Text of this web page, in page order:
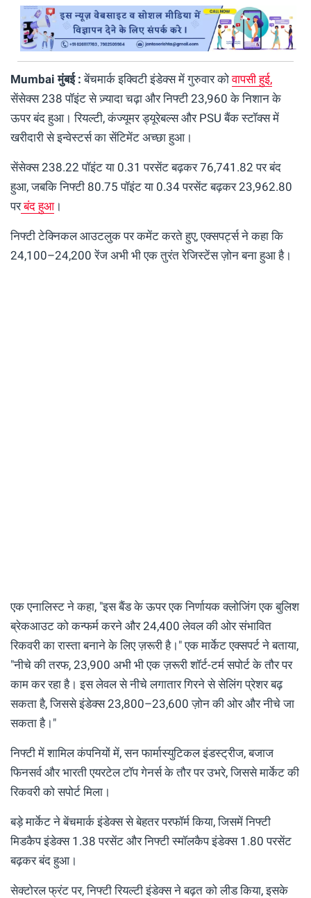
Mumbai मुंबई : बेंचमार्क इक्विटी इंडेक्स में गुरुवार कोवापसी हुई,
सेंसेक्स 238 पॉइंट से ज़्यादा चढ़ा और निफ्टी 23,960 के निशान के
ऊपर बंद हुआ। रियल्टी, कंज्यूमर ड्यूरेबल्स और PSU बैंक स्टॉक्स में
खरीदारी से इन्वेस्टर्स का सेंटिमेंट अच्छा हुआ।
सेंसेक्स 238.22 पॉइंट या 0.31 परसेंट बढ़कर 76,741.82 पर बंद
हुआ, जबकि निफ्टी 80.75 पॉइंट या 0.34 परसेंट बढ़कर 23,962.80
परबंद हुआ।
निफ्टी टेक्निकल आउटलुक पर कमेंट करते हुए, एक्सपर्ट्स ने कहा कि
24,100–24,200 रेंज अभी भी एक तुरंत रेजिस्टेंस ज़ोन बना हुआ है।
एक एनालिस्ट ने कहा, "इस बैंड के ऊपर एक निर्णायक क्लोजिंग एक बुलिश
ब्रेकआउट को कन्फर्म करने और 24,400 लेवल की ओर संभावित
रिकवरी का रास्ता बनाने के लिए ज़रूरी है।" एक मार्केट एक्सपर्ट ने बताया,
"नीचे की तरफ, 23,900 अभी भी एक ज़रूरी शॉर्ट-टर्म सपोर्ट के तौर पर
काम कर रहा है। इस लेवल से नीचे लगातार गिरने से सेलिंग प्रेशर बढ़
सकता है, जिससे इंडेक्स 23,800–23,600 ज़ोन की ओर और नीचे जा
सकता है।"
निफ्टी में शामिल कंपनियों में, सन फार्मास्युटिकल इंडस्ट्रीज, बजाज
फिनसर्व और भारती एयरटेल टॉप गेनर्स के तौर पर उभरे, जिससे मार्केट की
रिकवरी को सपोर्ट मिला।
बड़े मार्केट ने बेंचमार्क इंडेक्स से बेहतर परफॉर्म किया, जिसमें निफ्टी
मिडकैप इंडेक्स 1.38 परसेंट और निफ्टी स्मॉलकैप इंडेक्स 1.80 परसेंट
बढ़कर बंद हुआ।
सेक्टोरल फ्रंट पर, निफ्टी रियल्टी इंडेक्स ने बढ़त को लीड किया, इसके